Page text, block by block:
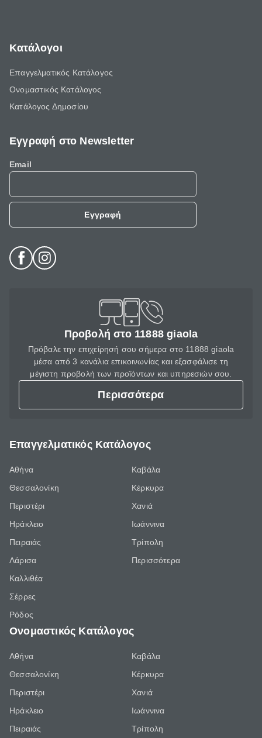
Κατάλογοι
Επαγγελματικός Κατάλογος
Ονομαστικός Κατάλογος
Κατάλογος Δημοσίου
Εγγραφή στο Newsletter
Email
Εγγραφή
Προβολή στο 11888 giaola
Πρόβαλε την επιχείρησή σου σήμερα στο 11888 giaola
μέσα από 3 κανάλια επικοινωνίας και εξασφάλισε τη
μέγιστη προβολή των προϊόντων και υπηρεσιών σου.
Περισσότερα
Επαγγελματικός Κατάλογος
Αθήνα
Θεσσαλονίκη
Περιστέρι
Ηράκλειο
Πειραιάς
Λάρισα
Καλλιθέα
Σέρρες
Ρόδος
Καβάλα
Κέρκυρα
Χανιά
Ιωάννινα
Τρίπολη
Περισσότερα
Ονομαστικός Κατάλογος
Αθήνα
Θεσσαλονίκη
Περιστέρι
Ηράκλειο
Πειραιάς
Καβάλα
Κέρκυρα
Χανιά
Ιωάννινα
Τρίπολη